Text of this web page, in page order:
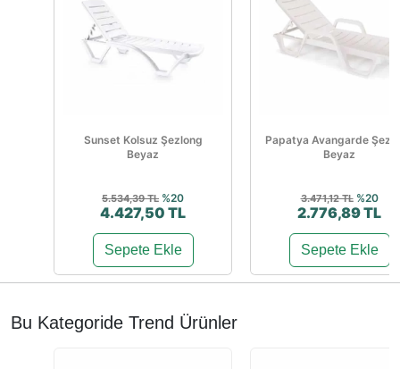
Sunset Kolsuz Şezlong
Beyaz
5.534,39 TL %20
4.427,50 TL
Sepete Ekle
Papatya Avangarde
Beyaz
3.471,12 TL %20
2.776,89 TL
Sepete Ekle
Bu Kategoride Trend Ürünler